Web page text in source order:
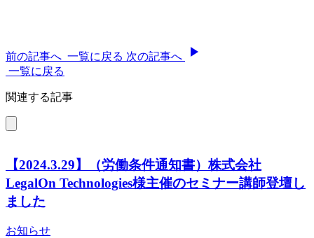
前の記事へ 一覧に戻る 次の記事へ
一覧に戻る
関連する記事
【2024.3.29】（労働条件通知書）株式会社
LegalOn Technologies様主催のセミナー講師登壇し
ました
お知らせ